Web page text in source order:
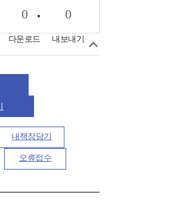
0
다운로드
0
내보내기
내책장담기
오류접수